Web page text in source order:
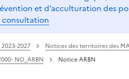
et d’acculturation des
consultation
2023-2027 Notices des territoires des
NO_ARBN Notice ARBN